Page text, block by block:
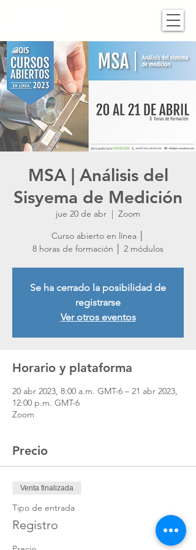
MSA | Análisis del
Sisyema de Medición
jue 20 de abr
  |
Zoom
Curso abierto en línea │
8 horas de formación │ 2 módulos
Se ha cerrado la posibilidad de
registrarse
Ver otros eventos
Horario y plataforma
20 abr 2023, 8:00 a.m. GMT-6 – 21 abr 2023,
12:00 p.m. GMT-6
Zoom
Precio
Venta finalizada
Tipo de entrada
Registro